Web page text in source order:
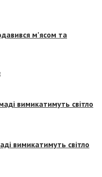
м’ясом та
вимикатимуть світло
вимикатимуть світло